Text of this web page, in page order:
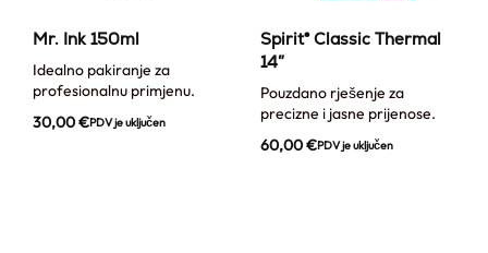
Mr. Ink 150ml
Idealno pakiranje za
profesionalnu primjenu.
30,00€PDV je uključen
Spirit® Classic Thermal
14″
Pouzdano rješenje za
precizne i jasne prijenose.
60,00€PDV je uključen